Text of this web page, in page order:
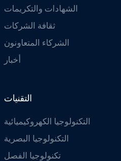
الشهادات والتكريمات
ثقافة الشركات
الشركاء المتعاونون
أخبار
التقنيات
التكنولوجيا الكهروكيميائية
التكنولوجيا البصرية
تكنولوجيا الفصل